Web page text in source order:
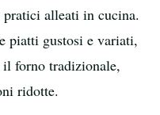
pratici alleati in cucina.
piatti gustosi e variati,
il forno tradizionale,
ridotte.